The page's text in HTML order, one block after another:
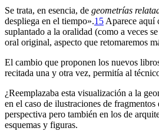
Se trata, en esencia, de geometrías
despliega en el tiempo».15 Aparece aquí
suplantado a la oralidad (como a veces
oral original, aspecto que retomaremos
El cambio que proponen los nuevos
recitada una y otra vez, permitía al
¿Reemplazaba esta visualización a la
en el caso de ilustraciones de
perspectiva pero también en los de
esquemas y figuras.